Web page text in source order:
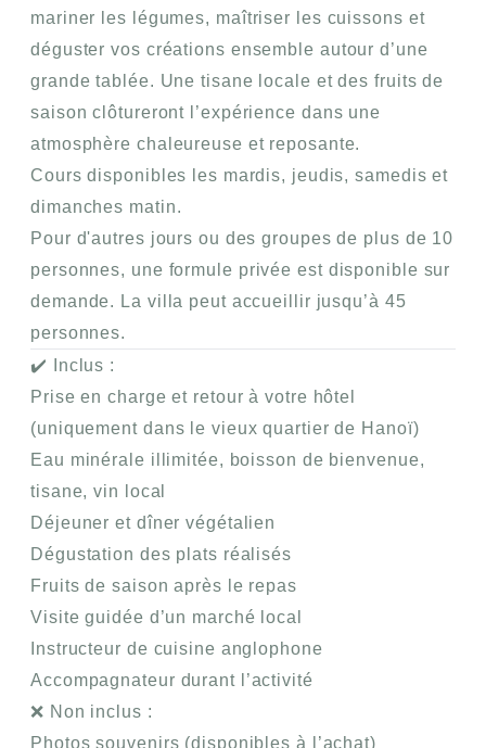
mariner les légumes, maîtriser les cuissons et
déguster vos créations ensemble autour d’une
grande tablée. Unetisane locale et desfruits de
saison clôtureront l’expérience dans une
atmosphère chaleureuse et reposante.
Cours disponibles les mardis, jeudis, samedis et
dimanches matin.
Pour d'autres jours ou des groupes de plus de 10
personnes, une formule privée est disponible sur
demande. La villa peut accueillir jusqu’à 45
personnes.
✔️
Inclus :
Prise en charge et retour à votre hôtel
(uniquement dans le vieux quartier de Hanoï)
Eau minérale illimitée, boisson de bienvenue,
tisane, vin local
Déjeuner et dîner végétalien
Dégustation des plats réalisés
Fruits de saison après le repas
Visite guidée d’un marché local
Instructeur de cuisine anglophone
Accompagnateur durant l’activité
❌ Non inclus :
Photos souvenirs (disponibles à l’achat)